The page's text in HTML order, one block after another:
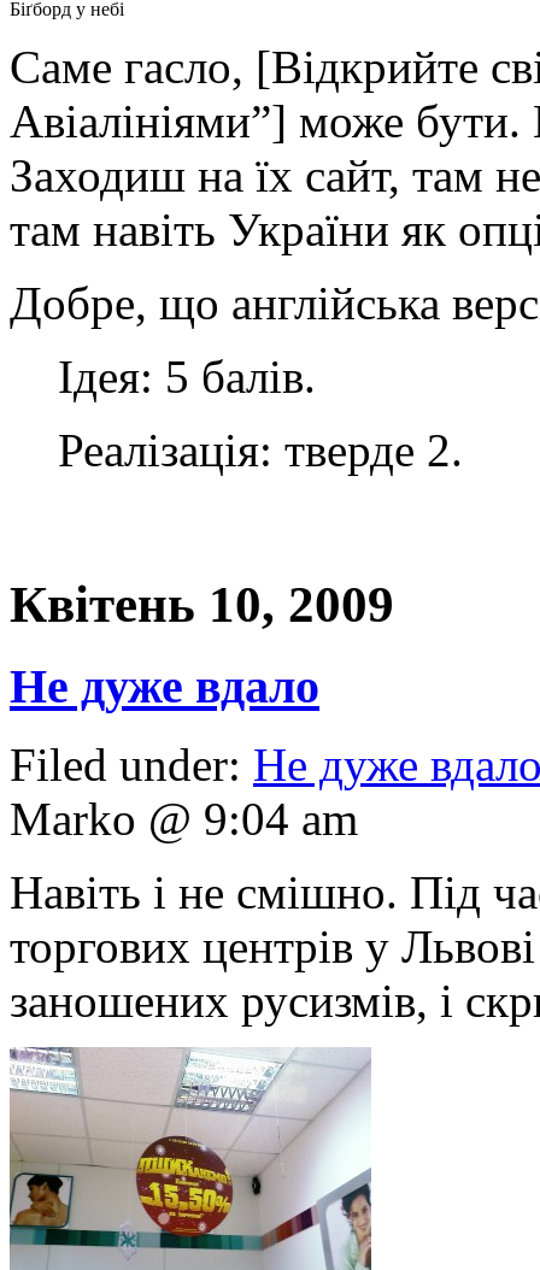
Біґборд у небі
Саме гасло, [Відкрийте
Авіалініями”] може
Заходиш на їх сайт, там
там навіть України як
Добре, що англійська
Ідея: 5 балів.
Реалізація: тверде 2.
Квітень 10, 2009
Не дуже вдало
Filed under: Не дуже
Marko @ 9:04 am
Навіть і не смішно. Під
торгових центрів у
заношених русизмів, і